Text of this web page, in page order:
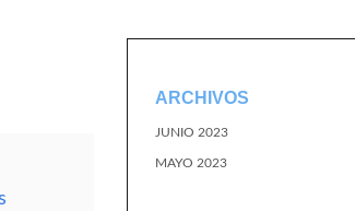
ARCHIVOS
JUNIO 2023
MAYO 2023